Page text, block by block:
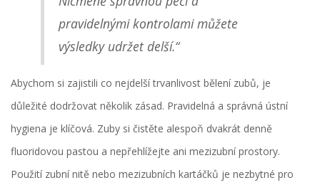
pravidelnými kontrolami můžete
výsledky udržet delší.“
Abychom si zajistili co nejdelší trvanlivost bělení zubů, je
důležité dodržovat několik zásad. Pravidelná a správná ústní
hygiena je klíčová. Zuby si čistěte alespoň dvakrát denně
fluoridovou pastou a nepřehlížejte ani mezizubní prostory.
Použití zubní nitě nebo mezizubních kartáčků je nezbytné pro